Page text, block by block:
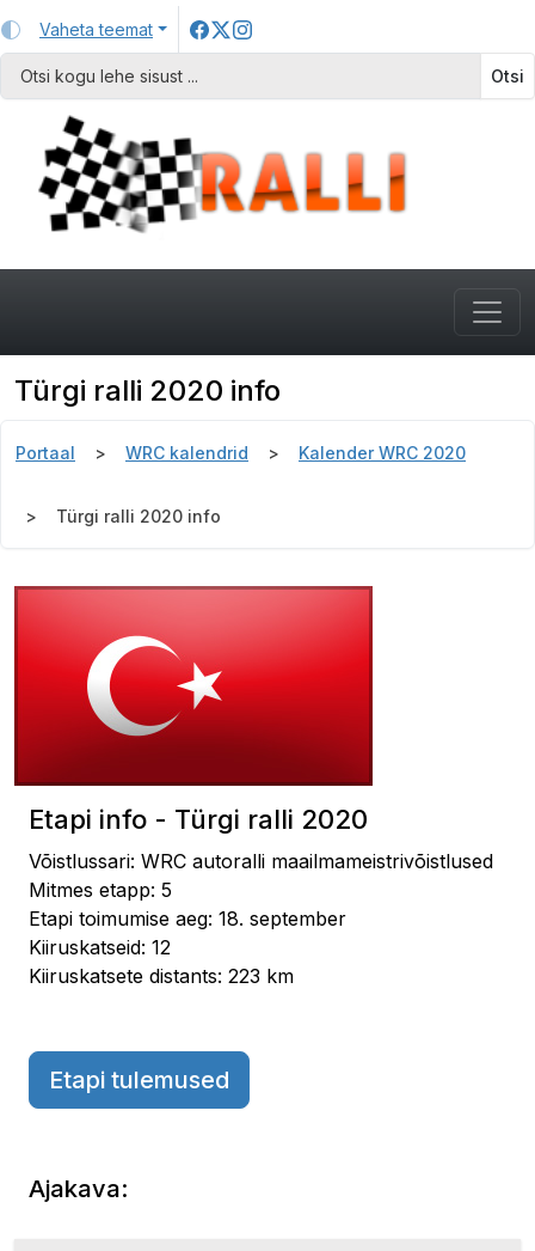
Vaheta teemat
Otsi
Türgi ralli 2020 info
Portaal WRC kalendrid Kalender WRC 2020
Türgi ralli 2020 info
Etapi info - Türgi ralli 2020
Võistlussari: WRC autoralli maailmameistrivõistlused
Mitmes etapp: 5
Etapi toimumise aeg: 18. september
Kiiruskatseid: 12
Kiiruskatsete distants: 223 km
Etapi tulemused
Ajakava: